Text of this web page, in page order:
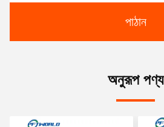
পাঠান
অনুরূপ পণ্য